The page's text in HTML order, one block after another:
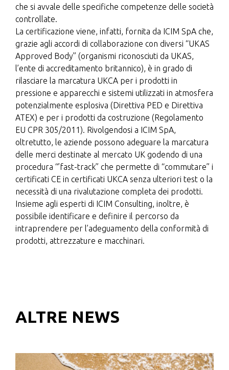
che si avvale delle specifiche competenze delle società
controllate.
La certificazione viene, infatti, fornita da ICIM SpA che,
grazie agli accordi di collaborazione con diversi “UKAS
Approved Body” (organismi riconosciuti da UKAS,
l’ente di accreditamento britannico), è in grado di
rilasciare la marcatura UKCA per i prodotti in
pressione e apparecchi e sistemi utilizzati in atmosfera
potenzialmente esplosiva (Direttiva PED e Direttiva
ATEX) e per i prodotti da costruzione (Regolamento
EU CPR 305/2011). Rivolgendosi a ICIM SpA,
oltretutto, le aziende possono adeguare la marcatura
delle merci destinate al mercato UK godendo di una
procedura “’fast-track” che permette di “commutare” i
certificati CE in certificati UKCA senza ulteriori test o la
necessità di una rivalutazione completa dei prodotti.
Insieme agli esperti di ICIM Consulting, inoltre, è
possibile identificare e definire il percorso da
intraprendere per l’adeguamento della conformità di
prodotti, attrezzature e macchinari.
ALTRE NEWS